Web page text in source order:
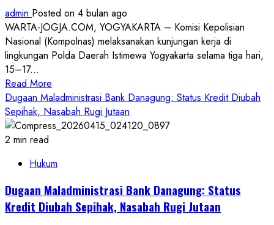
Panti
Asuhan,
Tebar
Kebaikan
Harapkan
Kedamaian
Negeri
admin Posted on 4 bulan ago
WARTA-JOGJA.COM, YOGYAKARTA – Komisi Kepolisian
Nasional (Kompolnas) melaksanakan kunjungan kerja di
lingkungan Polda Daerah Istimewa Yogyakarta selama tiga hari,
15–17...
Read More
more
about
Kompolnas
DIY,
Role
Model
Dugaan Maladministrasi Bank Danagung: Status Kredit Diubah
Sepihak, Nasabah Rugi Jutaan
2 min read
Hukum
Dugaan Maladministrasi Bank Danagung: Status
Kredit Diubah Sepihak, Nasabah Rugi Jutaan